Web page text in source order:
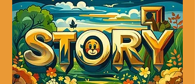
El mejor Servicio de mini
juegos electrónicos,
carousel, juegos gigantes y
mucho más para tu fiesta o
actividad